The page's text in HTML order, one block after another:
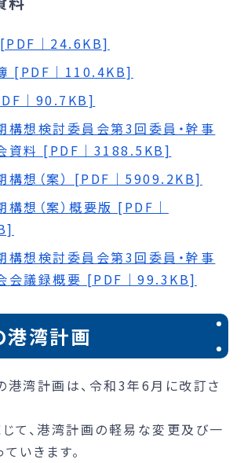
｜24.6KB]
[PDF｜110.4KB]
｜90.7KB]
構想検討委員会第3回委員・幹事
資料 [PDF｜3188.5KB]
構想（案） [PDF｜5909.2KB]
想（案）概要版 [PDF｜
構想検討委員会第3回委員・幹事
会議録概要 [PDF｜99.3KB]
港湾計画
港湾計画は、令和3年6月に改訂さ
て、港湾計画の軽易な変更及び一
いきます。